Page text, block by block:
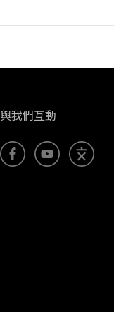
與我們互動